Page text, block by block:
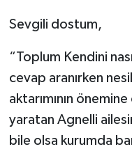
Sevgili dostum,
“Toplum Kendini
cevap aranırken
aktarımının
yaratan Agnelli
bile olsa kurumda